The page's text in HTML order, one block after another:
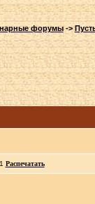
форумы->
Распечатать